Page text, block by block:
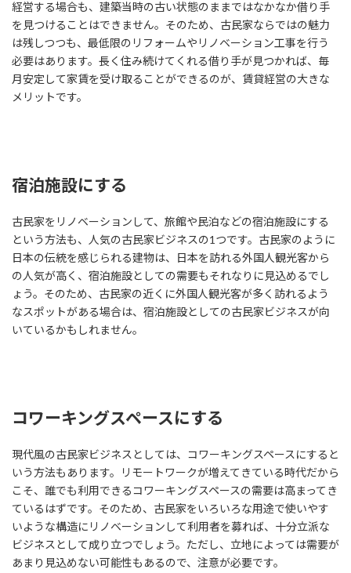
経営する場合も、建築当時の古い状態のままではなかなか借り手
を見つけることはできません。そのため、古民家ならではの魅力
は残しつつも、最低限のリフォームやリノベーション工事を行う
必要はあります。長く住み続けてくれる借り手が見つかれば、毎
月安定して家賃を受け取ることができるのが、賃貸経営の大きな
メリットです。
宿泊施設にする
古民家をリノベーションして、旅館や民泊などの宿泊施設にする
という方法も、人気の古民家ビジネスの1つです。古民家のように
日本の伝統を感じられる建物は、日本を訪れる外国人観光客から
の人気が高く、宿泊施設としての需要もそれなりに見込めるでし
ょう。そのため、古民家の近くに外国人観光客が多く訪れるよう
なスポットがある場合は、宿泊施設としての古民家ビジネスが向
いているかもしれません。
コワーキングスペースにする
現代風の古民家ビジネスとしては、コワーキングスペースにすると
いう方法もあります。リモートワークが増えてきている時代だから
こそ、誰でも利用できるコワーキングスペースの需要は高まってき
ているはずです。そのため、古民家をいろいろな用途で使いやす
いような構造にリノベーションして利用者を募れば、十分立派な
ビジネスとして成り立つでしょう。ただし、立地によっては需要が
あまり見込めない可能性もあるので、注意が必要です。